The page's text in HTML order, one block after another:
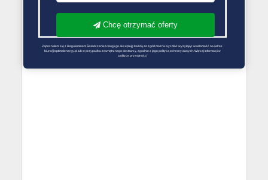
Chcę otrzymać oferty
Zapoznałem się z Regulaminem Świadczenie Usług i go akceptuję Każdą ze zgód można wycofać wysyłając wiadomość na adres
biuro@optimalenergy.pl lub w przypadku zewnętrznego dostawcy, zgodnie z jego polityką ochrony danych. Więcej informacji w
polityce prywatności